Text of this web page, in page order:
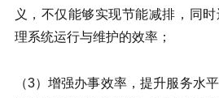
义，不仅能够实现节能减排，同
理系统运行与维护的效率；
（3）增强办事效率，提升服务水